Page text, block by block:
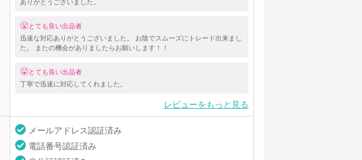
ありがとうございました。
とても良い出品者
迅速な対応ありがとうございました。 お陰でスムーズにトレード出来まし
た。 またの機会がありましたらお願いします！！
とても良い出品者
丁寧で迅速に対応してくれました。
レビューをもっと見る
メールアドレス認証済み
電話番号認証済み